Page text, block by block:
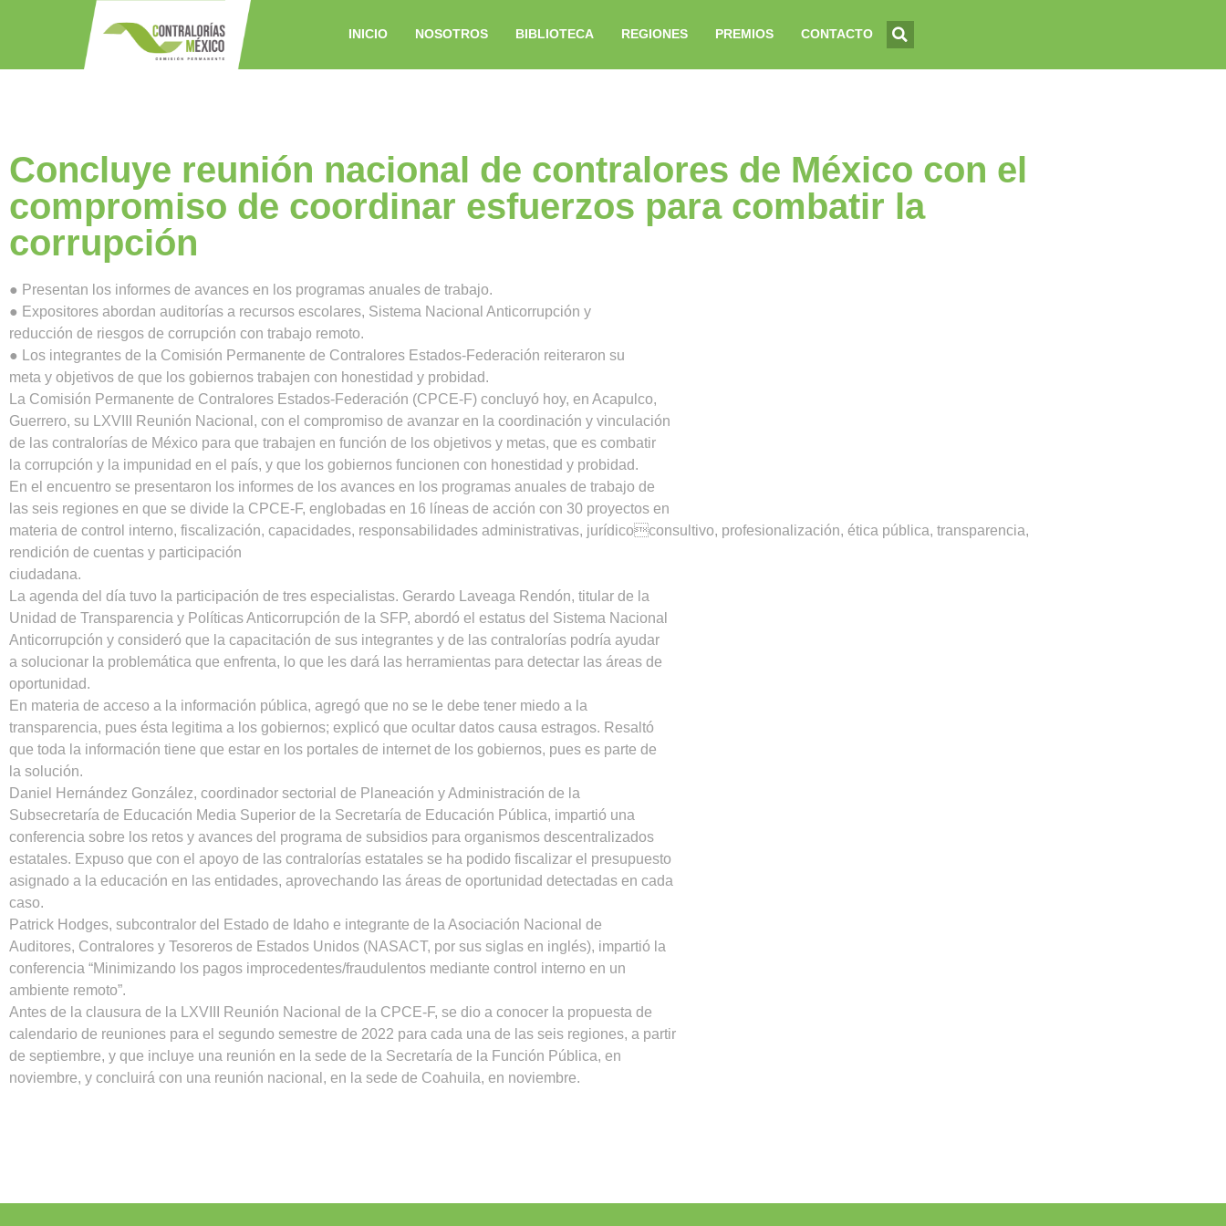
INICIO NOSOTROS BIBLIOTECA REGIONES PREMIOS CONTACTO
Concluye reunión nacional de contralores de México con el
compromiso de coordinar esfuerzos para combatir la
corrupción
● Presentan los informes de avances en los programas anuales de trabajo.
● Expositores abordan auditorías a recursos escolares, Sistema Nacional Anticorrupción y
reducción de riesgos de corrupción con trabajo remoto.
● Los integrantes de la Comisión Permanente de Contralores Estados-Federación reiteraron su
meta y objetivos de que los gobiernos trabajen con honestidad y probidad.
La Comisión Permanente de Contralores Estados-Federación (CPCE-F) concluyó hoy, en Acapulco,
Guerrero, su LXVIII Reunión Nacional, con el compromiso de avanzar en la coordinación y vinculación
de las contralorías de México para que trabajen en función de los objetivos y metas, que es combatir
la corrupción y la impunidad en el país, y que los gobiernos funcionen con honestidad y probidad.
En el encuentro se presentaron los informes de los avances en los programas anuales de trabajo de
las seis regiones en que se divide la CPCE-F, englobadas en 16 líneas de acción con 30 proyectos en
materia de control interno, fiscalización, capacidades, responsabilidades administrativas, jurídicoconsultivo, profesionalización, ética pública, transparencia,
rendición de cuentas y participación
ciudadana.
La agenda del día tuvo la participación de tres especialistas. Gerardo Laveaga Rendón, titular de la
Unidad de Transparencia y Políticas Anticorrupción de la SFP, abordó el estatus del Sistema Nacional
Anticorrupción y consideró que la capacitación de sus integrantes y de las contralorías podría ayudar
a solucionar la problemática que enfrenta, lo que les dará las herramientas para detectar las áreas de
oportunidad.
En materia de acceso a la información pública, agregó que no se le debe tener miedo a la
transparencia, pues ésta legitima a los gobiernos; explicó que ocultar datos causa estragos. Resaltó
que toda la información tiene que estar en los portales de internet de los gobiernos, pues es parte de
la solución.
Daniel Hernández González, coordinador sectorial de Planeación y Administración de la
Subsecretaría de Educación Media Superior de la Secretaría de Educación Pública, impartió una
conferencia sobre los retos y avances del programa de subsidios para organismos descentralizados
estatales. Expuso que con el apoyo de las contralorías estatales se ha podido fiscalizar el presupuesto
asignado a la educación en las entidades, aprovechando las áreas de oportunidad detectadas en cada
caso.
Patrick Hodges, subcontralor del Estado de Idaho e integrante de la Asociación Nacional de
Auditores, Contralores y Tesoreros de Estados Unidos (NASACT, por sus siglas en inglés), impartió la
conferencia “Minimizando los pagos improcedentes/fraudulentos mediante control interno en un
ambiente remoto”.
Antes de la clausura de la LXVIII Reunión Nacional de la CPCE-F, se dio a conocer la propuesta de
calendario de reuniones para el segundo semestre de 2022 para cada una de las seis regiones, a partir
de septiembre, y que incluye una reunión en la sede de la Secretaría de la Función Pública, en
noviembre, y concluirá con una reunión nacional, en la sede de Coahuila, en noviembre.